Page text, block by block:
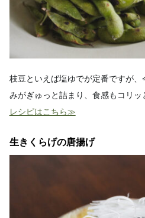
枝豆といえば塩ゆでが定番ですが
みがぎゅっと詰まり、食感もコリッ
レシピはこちら≫
生きくらげの唐揚げ